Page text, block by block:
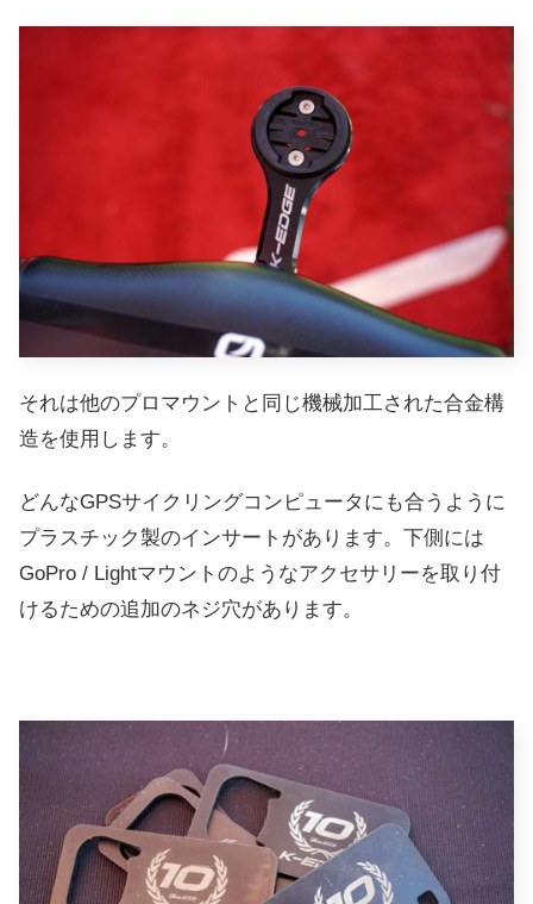
それは他のプロマウントと同じ機械加工された合金構
造を使用します。
どんなGPSサイクリングコンピュータにも合うように
プラスチック製のインサートがあります。 下側には
GoPro / Lightマウントのようなアクセサリーを取り付
けるための追加のネジ穴があります。